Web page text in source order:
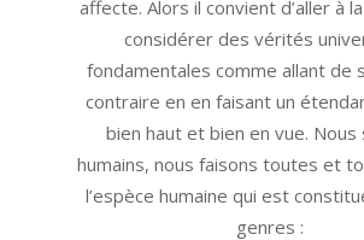
affecte. Alors il convient d’aller à
considérer des vérités
fondamentales comme allant de
contraire en en faisant un
bien haut et bien en vue. Nous
humains, nous faisons toutes et
l’espèce humaine qui est
genres :